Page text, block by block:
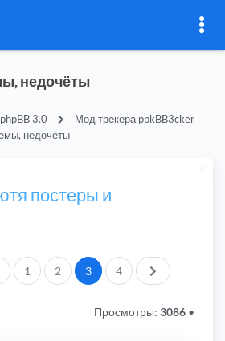
недочёты
3.0
Мод трекера ppkBB3cker
недочёты
постеры и
Пред.1 2 3 4 След.
Просмотры: 3086 •